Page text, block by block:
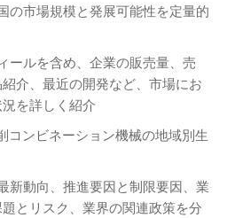
の市場規模と発展可能性を定量的
ールを含め、企業の販売量、売
介、最近の開発など、市場にお
を詳しく紹介
コンビネーション機械の地域別生
新動向、推進要因と制限要因、業
とリスク、業界の関連政策を分